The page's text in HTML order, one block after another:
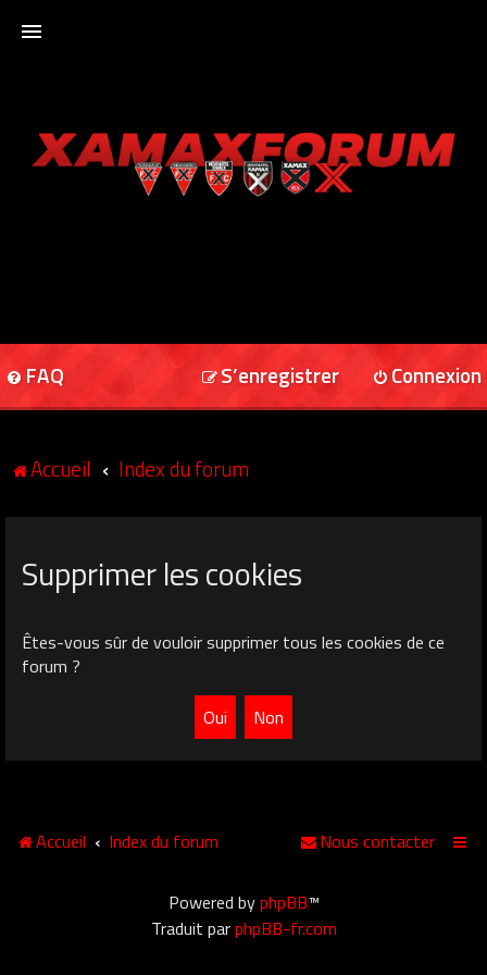
XAMAXFORUM
FAQ Connexion
S’enregistrer
Accueil Index du forum
Supprimer les cookies
Êtes-vous sûr de vouloir supprimer tous les cookies de ce
forum ?
Accueil Index du forum Nous contacter
Powered byphpBB™
Traduit parphpBB-fr.com